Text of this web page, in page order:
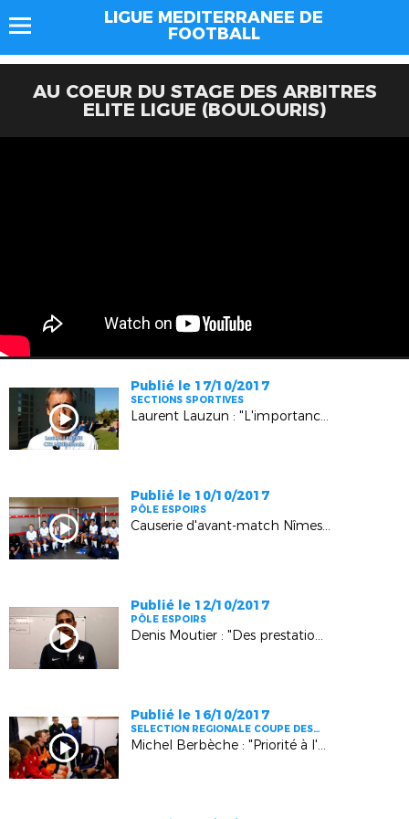
LIGUE MEDITERRANEE DE
FOOTBALL
AU COEUR DU STAGE DES ARBITRES
ELITE LIGUE (BOULOURIS)
Publié le 17/10/2017
SECTIONS SPORTIVES
Laurent Lauzun : "L'importance des sections sportives"
Publié le 10/10/2017
PÔLE ESPOIRS
Causerie d'avant-match Nîmes - Pôle Espoirs U14
Publié le 12/10/2017
PÔLE ESPOIRS
Denis Moutier : "Des prestations satisfaisantes"
Publié le 16/10/2017
SELECTION REGIONALE COUPE DES
REGIONS
Michel Berbèche : "Priorité à l'état d'esprit"